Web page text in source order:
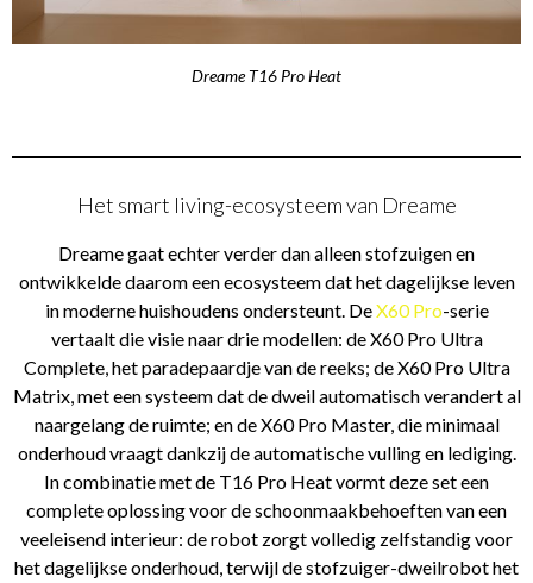
Dreame T16 Pro Heat
Het smart living-ecosysteem van Dreame
Dreame gaat echter verder dan alleen stofzuigen en
ontwikkelde daarom een ecosysteem dat het dagelijkse leven
in moderne huishoudens ondersteunt. DeX60 Pro-serie
vertaalt die visie naar drie modellen: de X60 Pro Ultra
Complete, het paradepaardje van de reeks; de X60 Pro Ultra
Matrix, met een systeem dat de dweil automatisch verandert al
naargelang de ruimte; en de X60 Pro Master, die minimaal
onderhoud vraagt dankzij de automatische vulling en lediging.
In combinatie met de T16 Pro Heat vormt deze set een
complete oplossing voor de schoonmaakbehoeften van een
veeleisend interieur: de robot zorgt volledig zelfstandig voor
het dagelijkse onderhoud, terwijl de stofzuiger-dweilrobot het